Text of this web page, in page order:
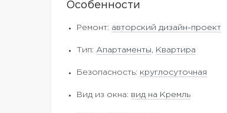
Особенности
Ремонт: авторский дизайн-проект
Тип: Апартаменты Квартира
Безопасность: круглосуточная
Вид из окна: вид на Кремль